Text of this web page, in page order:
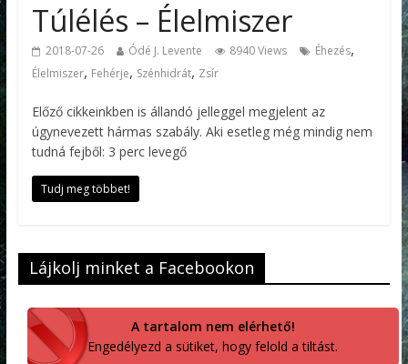
Túlélés – Élelmiszer
2018-07-26 Ódé J. Levente 8940 Views Éhezés,
Élelmiszer, Fehérje, Szénhidrát, Zsír
Előző cikkeinkben is állandó jelleggel megjelent az
úgynevezett hármas szabály. Aki esetleg még mindig nem
tudná fejből: 3 perc levegő
Tudj meg többet!
Lájkolj minket a Facebookon
A tartalom nem elérhető!
Engedélyezd a sütiket, hogy felold a tiltást.